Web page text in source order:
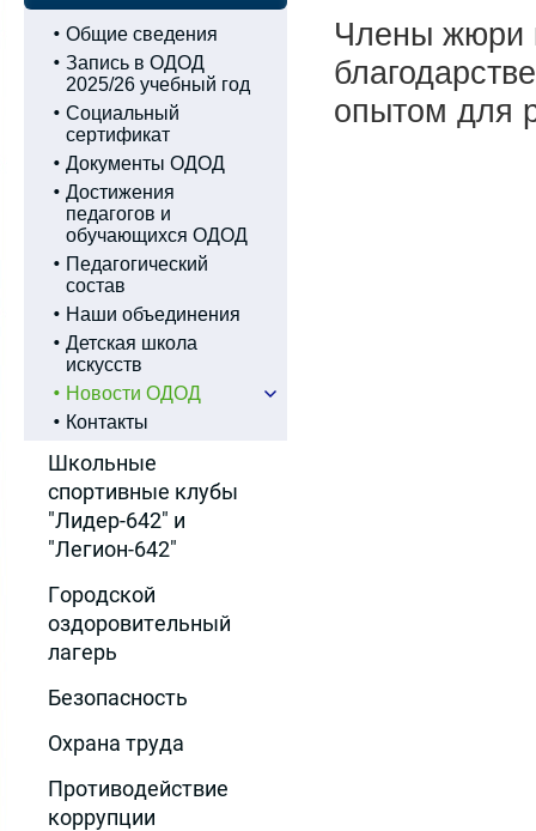
Общие сведения
Запись в ОДОД
2025/26 учебный год
Социальный
сертификат
Документы ОДОД
Достижения
педагогов и
обучающихся ОДОД
Педагогический
состав
Наши объединения
Детская школа
искусств
Новости ОДОД
Контакты
Школьные
спортивные клубы
"Лидер-642" и
"Легион-642"
Городской
оздоровительный
лагерь
Безопасность
Охрана труда
Противодействие
коррупции
Члены жюри
опытом для